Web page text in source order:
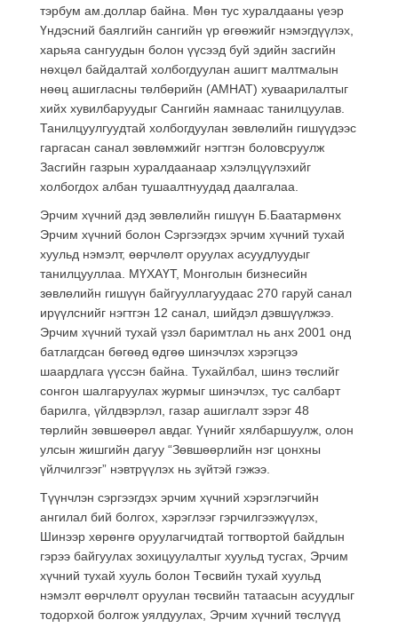
тэрбум ам.доллар байна. Мөн тус хуралдааны үеэр
Үндэсний баялгийн сангийн үр өгөөжийг нэмэгдүүлэх,
харьяа сангуудын болон үүсээд буй эдийн засгийн
нөхцөл байдалтай холбогдуулан ашигт малтмалын
нөөц ашигласны төлбөрийн (АМНАТ) хуваарилалтыг
хийх хувилбаруудыг Сангийн яамнаас танилцуулав.
Танилцуулгуудтай холбогдуулан зөвлөлийн гишүүдээс
гаргасан санал зөвлөмжийг нэгтгэн боловсруулж
Засгийн газрын хуралдаанаар хэлэлцүүлэхийг
холбогдох албан тушаалтнуудад даалгалаа.
Эрчим хүчний дэд зөвлөлийн гишүүн Б.Баатармөнх
Эрчим хүчний болон Сэргээгдэх эрчим хүчний тухай
хуульд нэмэлт, өөрчлөлт оруулах асуудлуудыг
танилцууллаа. МҮХАҮТ, Монголын бизнесийн
зөвлөлийн гишүүн байгууллагуудаас 270 гаруй санал
ирүүлснийг нэгтгэн 12 санал, шийдэл дэвшүүлжээ.
Эрчим хүчний тухай үзэл баримтлал нь анх 2001 онд
батлагдсан бөгөөд өдгөө шинэчлэх хэрэгцээ
шаардлага үүссэн байна. Тухайлбал, шинэ төслийг
сонгон шалгаруулах журмыг шинэчлэх, тус салбарт
барилга, үйлдвэрлэл, газар ашиглалт зэрэг 48
төрлийн зөвшөөрөл авдаг. Үүнийг хялбаршуулж, олон
улсын жишгийн дагуу “Зөвшөөрлийн нэг цонхны
үйлчилгээг” нэвтрүүлэх нь зүйтэй гэжээ.
Түүнчлэн сэргээгдэх эрчим хүчний хэрэглэгчийн
ангилал бий болгох, хэрэглээг гэрчилгээжүүлэх,
Шинээр хөрөнгө оруулагчидтай тогтвортой байдлын
гэрээ байгуулах зохицуулалтыг хуульд тусгах, Эрчим
хүчний тухай хууль болон Төсвийн тухай хуульд
нэмэлт өөрчлөлт оруулан төсвийн татаасын асуудлыг
тодорхой болгож уялдуулах, Эрчим хүчний төслүүд